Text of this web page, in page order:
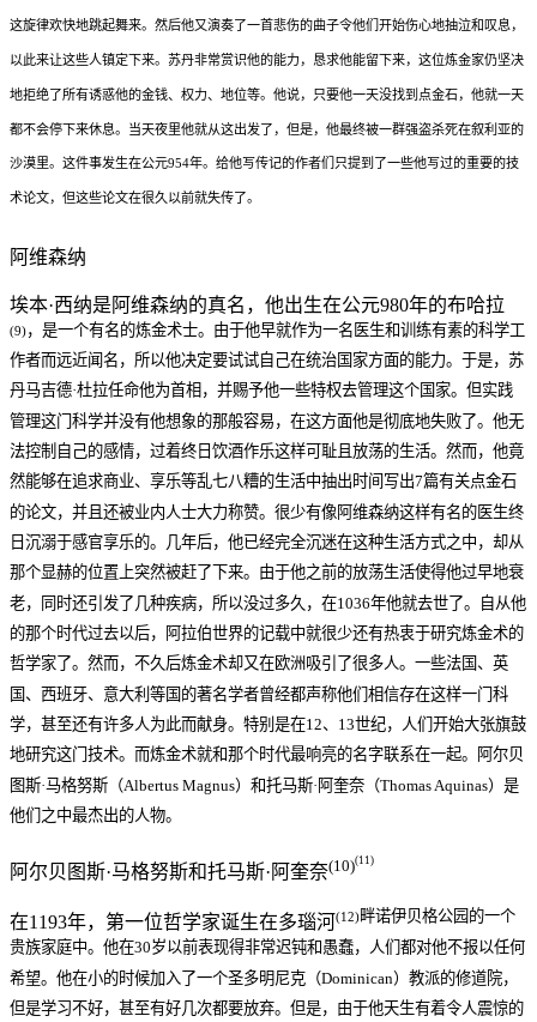
这旋律欢快地跳起舞来。然后他又演奏了一首悲伤的曲子令他们开始伤心地抽泣和叹息，
以此来让这些人镇定下来。苏丹非常赏识他的能力，恳求他能留下来，这位炼金家仍坚决
地拒绝了所有诱惑他的金钱、权力、地位等。他说，只要他一天没找到点金石，他就一天
都不会停下来休息。当天夜里他就从这出发了，但是，他最终被一群强盗杀死在叙利亚的
沙漠里。这件事发生在公元954年。给他写传记的作者们只提到了一些他写过的重要的技
术论文，但这些论文在很久以前就失传了。
阿维森纳
埃本·西纳是阿维森纳的真名，他出生在公元980年的布哈拉
(9)，是一个有名的炼金术士。由于他早就作为一名医生和训练有素的科学工
作者而远近闻名，所以他决定要试试自己在统治国家方面的能力。于是，苏
丹马吉德·杜拉任命他为首相，并赐予他一些特权去管理这个国家。但实践
管理这门科学并没有他想象的那般容易，在这方面他是彻底地失败了。他无
法控制自己的感情，过着终日饮酒作乐这样可耻且放荡的生活。然而，他竟
然能够在追求商业、享乐等乱七八糟的生活中抽出时间写出7篇有关点金石
的论文，并且还被业内人士大力称赞。很少有像阿维森纳这样有名的医生终
日沉溺于感官享乐的。几年后，他已经完全沉迷在这种生活方式之中，却从
那个显赫的位置上突然被赶了下来。由于他之前的放荡生活使得他过早地衰
老，同时还引发了几种疾病，所以没过多久，在1036年他就去世了。自从他
的那个时代过去以后，阿拉伯世界的记载中就很少还有热衷于研究炼金术的
哲学家了。然而，不久后炼金术却又在欧洲吸引了很多人。一些法国、英
国、西班牙、意大利等国的著名学者曾经都声称他们相信存在这样一门科
学，甚至还有许多人为此而献身。特别是在12、13世纪，人们开始大张旗鼓
地研究这门技术。而炼金术就和那个时代最响亮的名字联系在一起。阿尔贝
图斯·马格努斯（Albertus Magnus）和托马斯·阿奎奈（Thomas Aquinas）是
他们之中最杰出的人物。
阿尔贝图斯·马格努斯和托马斯·阿奎奈(10)(11)
在1193年，第一位哲学家诞生在多瑙河 (12)畔诺伊贝格公园的一个
贵族家庭中。他在30岁以前表现得非常迟钝和愚蠢，人们都对他不报以任何
希望。他在小的时候加入了一个圣多明尼克（Dominican）教派的修道院，
但是学习不好，甚至有好几次都要放弃。但是，由于他天生有着令人震惊的